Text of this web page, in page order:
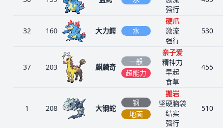
强行
32 160 大力鳄 水
硬爪
激流
强行
530
37 203 麒麟奇
一般
超能力
亲子爱
精神力
早起
食草
455
1 208 大钢蛇
钢
地面
搬岩
坚硬脑袋
结实
强行
510